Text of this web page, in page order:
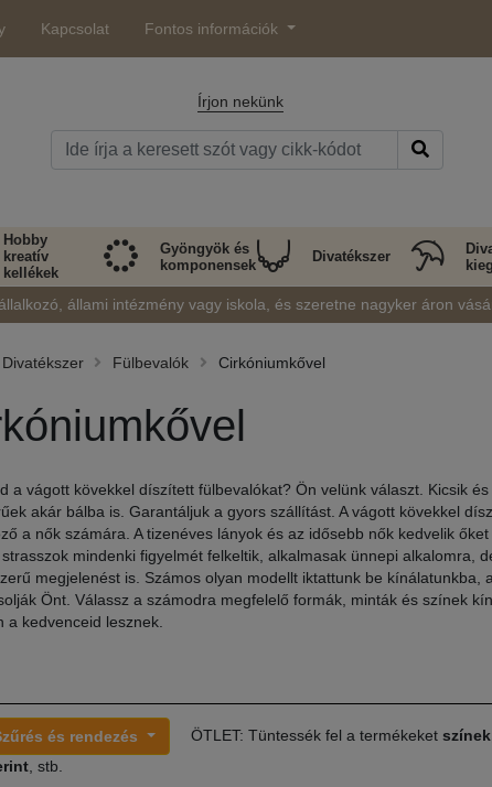
Kapcsolat Fontos információk
Írjon nekünk
Hobby
kreatív
kellékek
Gyöngyök és
komponensek
Divatékszer
állami intézmény vagy iskola, és szeretne nagyker áron
Divatékszer Fülbevalók Cirkóniumkővel
a vágott kövekkel díszített fülbevalókat? Ön velünk választ. Kicsik és
akár bálba is. Garantáljuk a gyors szállítást. A vágott kövekkel
a nők számára. A tizenéves lányok és az idősebb nők kedvelik őket
mindenki figyelmét felkeltik, alkalmasak ünnepi alkalomra,
megjelenést is. Számos olyan modellt iktattunk be kínálatunkba,
Önt. Válassz a számodra megfelelő formák, minták és színek
a kedvenceid lesznek.
és rendezés ÖTLET: Tüntessék fel a termékeket
, stb.